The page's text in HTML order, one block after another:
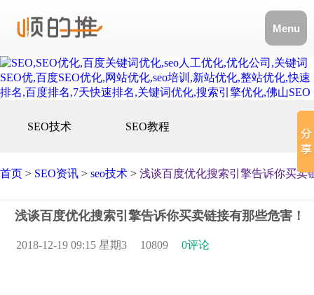
Menu
SEO技术 SEO教程
首页 > SEO资讯 > seo技术 > 浅谈百度优化搜索引擎告诉你买卖
浅谈百度优化搜索引擎告诉你买卖链接有那些危害！
2018-12-19 09:15 星期3 10809 0评论